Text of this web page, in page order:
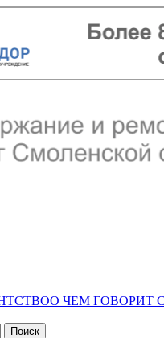
О ЧЕМ ГОВОРИТ